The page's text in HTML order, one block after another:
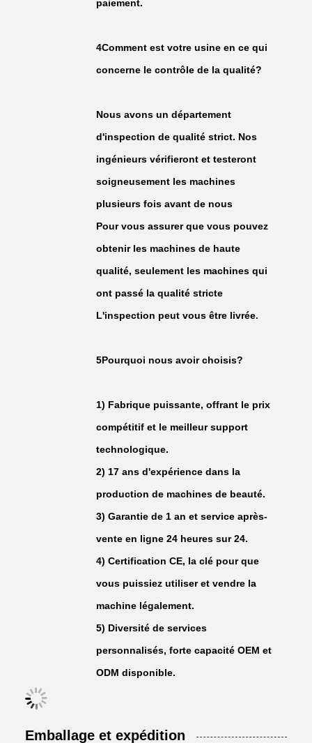
paiement.
4Comment est votre usine en ce qui
concerne le contrôle de la qualité?
Nous avons un département
d'inspection de qualité strict. Nos
ingénieurs vérifieront et testeront
soigneusement les machines
plusieurs fois avant de nous
Pour vous assurer que vous pouvez
obtenir les machines de haute
qualité, seulement les machines qui
ont passé la qualité stricte
L'inspection peut vous être livrée.
5Pourquoi nous avoir choisis?
1) Fabrique puissante, offrant le prix
compétitif et le meilleur support
technologique.
2) 17 ans d'expérience dans la
production de machines de beauté.
3) Garantie de 1 an et service après-
vente en ligne 24 heures sur 24.
4) Certification CE, la clé pour que
vous puissiez utiliser et vendre la
machine légalement.
5) Diversité de services
personnalisés, forte capacité OEM et
ODM disponible.
Emballage et expédition